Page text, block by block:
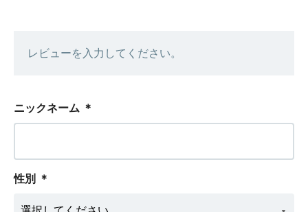
レビューを入力してください。
ニックネーム ＊
性別 ＊